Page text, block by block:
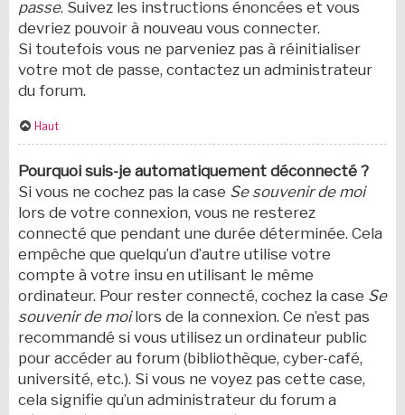
passe. Suivez les instructions énoncées et vous
devriez pouvoir à nouveau vous connecter.
Si toutefois vous ne parveniez pas à réinitialiser
votre mot de passe, contactez un administrateur
du forum.
Haut
Pourquoi suis-je automatiquement déconnecté ?
Si vous ne cochez pas la case Se souvenir de moi
lors de votre connexion, vous ne resterez
connecté que pendant une durée déterminée. Cela
empêche que quelqu’un d’autre utilise votre
compte à votre insu en utilisant le même
ordinateur. Pour rester connecté, cochez la case Se
souvenir de moilors de la connexion. Ce n’est pas
recommandé si vous utilisez un ordinateur public
pour accéder au forum (bibliothèque, cyber-café,
université, etc.). Si vous ne voyez pas cette case,
cela signifie qu’un administrateur du forum a